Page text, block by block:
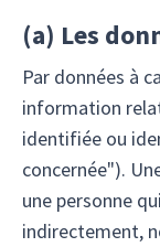
(a) Les
Par données à
information
identifiée ou
concernée").
une personne
indirectement,